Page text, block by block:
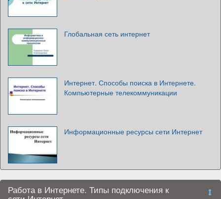
Глобальная сеть интернет
Интернет. Способы поиска в Интернете.
Компьютерные телекоммуникации
Информационные ресурсы сети Интернет
Работа в Интернете. Типы подключения к